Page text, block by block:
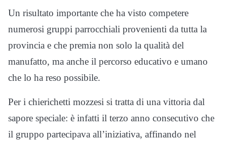
Un risultato importante che ha visto competere
numerosi gruppi parrocchiali provenienti da tutta la
provincia e che premia non solo la qualità del
manufatto, ma anche il percorso educativo e umano
che lo ha reso possibile.
Per i chierichetti mozzesi si tratta di una vittoria dal
sapore speciale: è infatti il terzo anno consecutivo che
il gruppo partecipava all’iniziativa, affinando nel